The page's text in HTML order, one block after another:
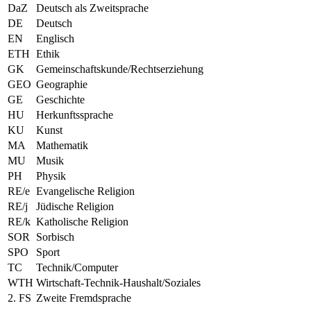
DaZ
Deutsch als Zweitsprache
DE
Deutsch
EN
Englisch
ETH Ethik
GK
Gemeinschaftskunde/Rechtserziehung
GEO Geographie
GE
Geschichte
HU
Herkunftssprache
KU
Kunst
MA
Mathematik
MU
Musik
PH
Physik
RE/e Evangelische Religion
RE/j
Jüdische Religion
RE/k Katholische Religion
SOR
Sorbisch
SPO
Sport
TC
Technik/Computer
WTH Wirtschaft-Technik-Haushalt/Soziales
2. FS Zweite Fremdsprache